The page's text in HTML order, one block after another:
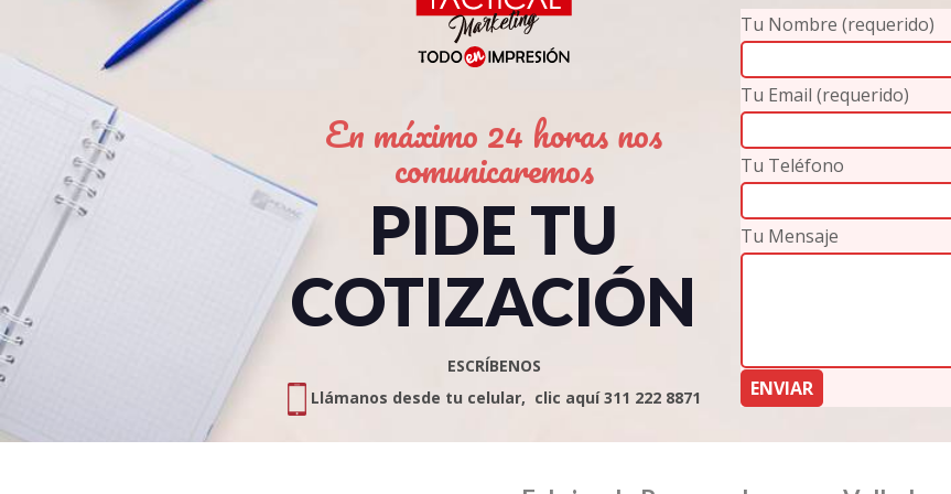
En máximo 24 horas nos
comunicaremos
PIDE TU
COTIZACIÓN
ESCRÍBENOS
Llámanos desde tu celular, clic aquí 311 222 8871
Tu Nombre (requerido)
Tu Email (requerido)
Tu Teléfono
Tu Mensaje